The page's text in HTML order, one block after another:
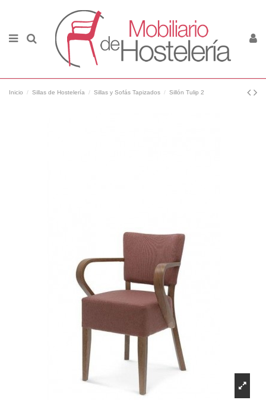
Inicio Sillas de Hostelería Sillas y Sofás Tapizados Sillón Tulip 2